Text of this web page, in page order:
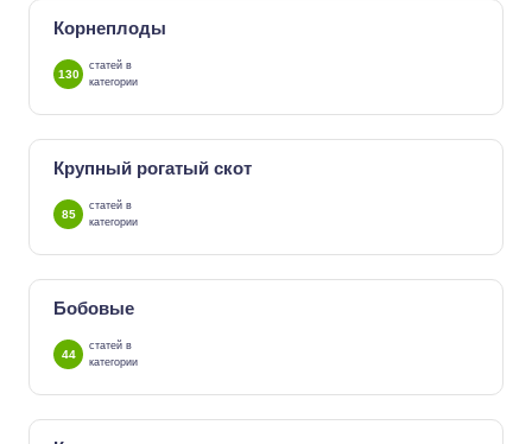
Корнеплоды
130
статей в
категории
Крупный рогатый скот
85
статей в
категории
Бобовые
44
статей в
категории